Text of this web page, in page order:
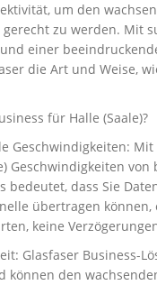
um den
zu werden. Mit
einer
die Art und Weise,
für Halle (Saale)?
Geschwindigkeiten: Mit
Geschwindigkeiten von
bedeutet, dass Sie
übertragen können,
keine
Glasfaser Business-
können den